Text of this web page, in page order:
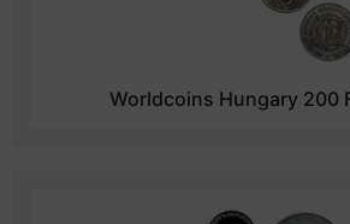
Worldcoins Hungary 200